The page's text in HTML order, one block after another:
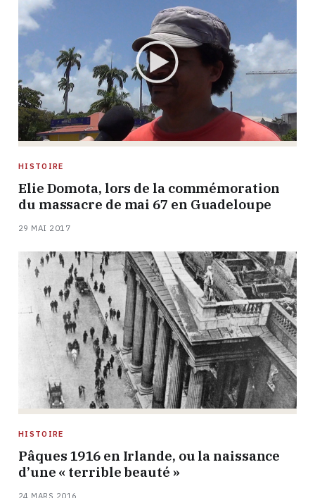
HISTOIRE
Elie Domota, lors de la commémoration
du massacre de mai 67 en Guadeloupe
29 MAI 2017
HISTOIRE
Pâques 1916 en Irlande, ou la naissance
d’une « terrible beauté »
24 MARS 2016